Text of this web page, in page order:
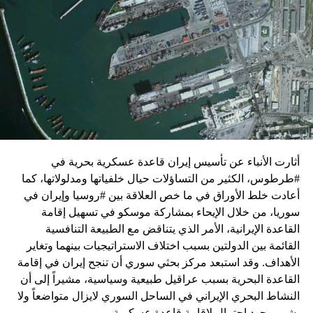
واشنطن للدفع بالمفاوضات والتوصل إلى اتفاق لوقف لإطلاق
النار في غزة.
ويبدو أن نتنياهو استبق زيارة بلينكن لإسرائيل بالتأكيد على أن
الضغوط يجب أن تتوجه إلى حماس، وليس على حكومته.
كما وقال بيان من مكتب نتنياهو إنه مصر على بقاء القوات
الإسرائيلية في محور فيلادلفيا “لمنع الإرهابيين من إعادة
التسلح”.
وفي هذا السياق، قال الكاتب والباحث السياسي الفلسطيني
جمال زقوت في حديث لـ”سكاي نيوز عربية”:
حماس ليست عقبة في المفاوضات وأي حديث من هذا
القبيل تجني على الموقف الفلسطيني.
المعضلة الأساسية هي أن نتنياهو يعرض المجتمع
الإسرائيلي والمنطقة للخطر.
حماس وافقت على الإطار الرئيسي الذي قدمه جو بايدن
أثارت الأنباء عن تأسيس إيران قاعدة عسكرية بحرية في
#طرطوس، الكثير من التساؤلات حيال خلفياتها ومدلولاتها، كما
أعادت خلط الأوراق في ما خص العلاقة بين #روسيا وإيران في
سوريا، من خلال الإيحاء بمشاركة موسكو في تسهيل إقامة
القاعدة الإيرانية، الأمر الذي يتناقض مع الطبيعة التنافسية
القائمة بين الدولتين بسبب اختلاف الاستراتيجيات بينهما وتغاير
الأهداف. وقد استبعد مركز بحثي سوري أن تنجح إيران في إقامة
القاعدة البحرية بسبب عراقيل طبيعية وسياسية، مشيراً إلى أن
النشاط البحري الإيراني في الساحل السوري لايزال متواضعاً ولا